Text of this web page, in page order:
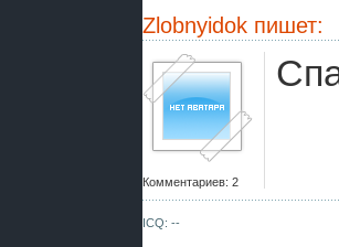
Zlobnyidok пишет:
Комментариев: 2
ICQ: --